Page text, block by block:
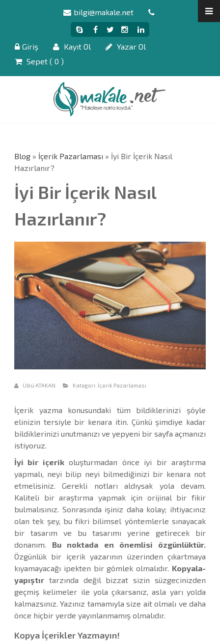
bilgi@makale.net
Giriş Kayıt Ol
Yazar Ol
Sepet ( 0 )
Blog » İçerik Pazarlaması » İyi Bir İçerik Nasıl
Hazırlanır?
İyi Bir İçerik Nasıl
Hazırlanır?
Ülkü ATAKAN Kategori: İçerik Pazarlaması
İçerik yazma konusundaki tüm bildiklerinizi şöyle
elinizin tersiyle bir kenara itin. Çünkü şimdiye kadar
bildiklerinizi unutmanızı ve yepyeni bir sayfa açmanızı
istiyoruz.
İyi bir içerikoluşturmadan önce iyi bir araştırma
yapmalı, neyi bilip neyi bilmediğinizi bir kenara not
etmelisiniz. Gerekli notları aldıysak yola devam.
Kaliteli bir araştırma yapmak için orijinal bir fikir
bulmalısınız. Sonrasında işiniz daha kolay; ihtiyacınız
olan tek şey, bu fikri bilimsel yöntemlerle sınayacak
bir tasarım ve bu tasarımı yerine getirecek bir
donanım. Bu noktada en önemlisi özgünlüktür.
Özgünlük bir içerik yazarının üzerinden çıkartmaya
kıyamayacağı ipekten bir gömlek olmalıdır. Kopyala-
yapıştır tarzında değil bizzat sizin süzgecinizden
geçmiş kelimeler ile yola çıkarsanız, asla yarı yolda
kalmazsınız. Yazınız tamamıyla size ait olmalı ve daha
önce hiçbir yerde yayınlanmamış olmalıdır.
Kopya İçerikler Yazmayın!